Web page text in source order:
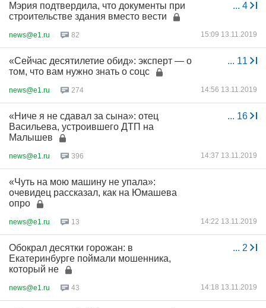
... 4
Мэрия подтвердила, что документы при
строительстве здания вместо вести
news@e1.ru 82 15:09 13.11.2019
... 11
«Сейчас десятилетие обид»: эксперт — о
том, что вам нужно знать о соцс
news@e1.ru 274 14:56 13.11.2019
... 16
«Ниче я не сдавал за сына»: отец
Васильева, устроившего ДТП на
Малышев
news@e1.ru 396 14:37 13.11.2019
«Чуть на мою машину не упала»:
очевидец рассказал, как на Юмашева
опро
news@e1.ru 13 14:22 13.11.2019
... 2
Обокрал десятки горожан: в
Екатеринбурге поймали мошенника,
который не
news@e1.ru 43 14:18 13.11.2019